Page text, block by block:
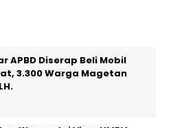
APBD Diserap Beli Mobil
3.300 Warga Magetan